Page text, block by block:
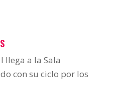
llega a la Sala
con su ciclo por los